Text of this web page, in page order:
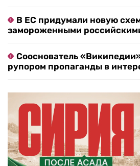
В ЕС придумали новую
замороженными
Сооснователь
рупором пропаганды в